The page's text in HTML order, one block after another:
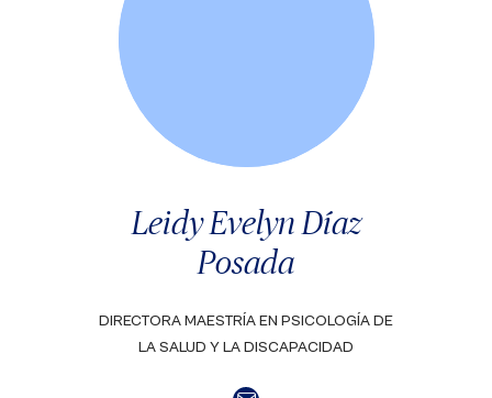
Leidy Evelyn Díaz
Posada
DIRECTORA MAESTRÍA EN PSICOLOGÍA DE
LA SALUD Y LA DISCAPACIDAD